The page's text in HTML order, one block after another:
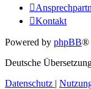
Kontakt
Powered by phpBB®
Deutsche
Datenschutz |